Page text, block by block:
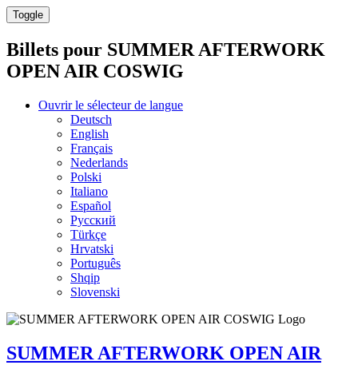
Toggle
Billets pour SUMMER AFTERWORK
OPEN AIR COSWIG
Ouvrir le sélecteur de langue
Deutsch
English
Français
Nederlands
Polski
Italiano
Español
Русский
Türkçe
Hrvatski
Português
Shqip
Slovenski
SUMMER AFTERWORK OPEN AIR